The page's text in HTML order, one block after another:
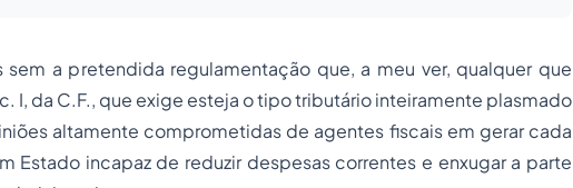
sem a pretendida regulamentação que, a meu ver, qualquer que
I, da C.F., que exige esteja o tipo tributário inteiramente plasmado
altamente comprometidas de agentes fiscais em gerar cada
Estado incapaz de reduzir despesas correntes e enxugar a parte